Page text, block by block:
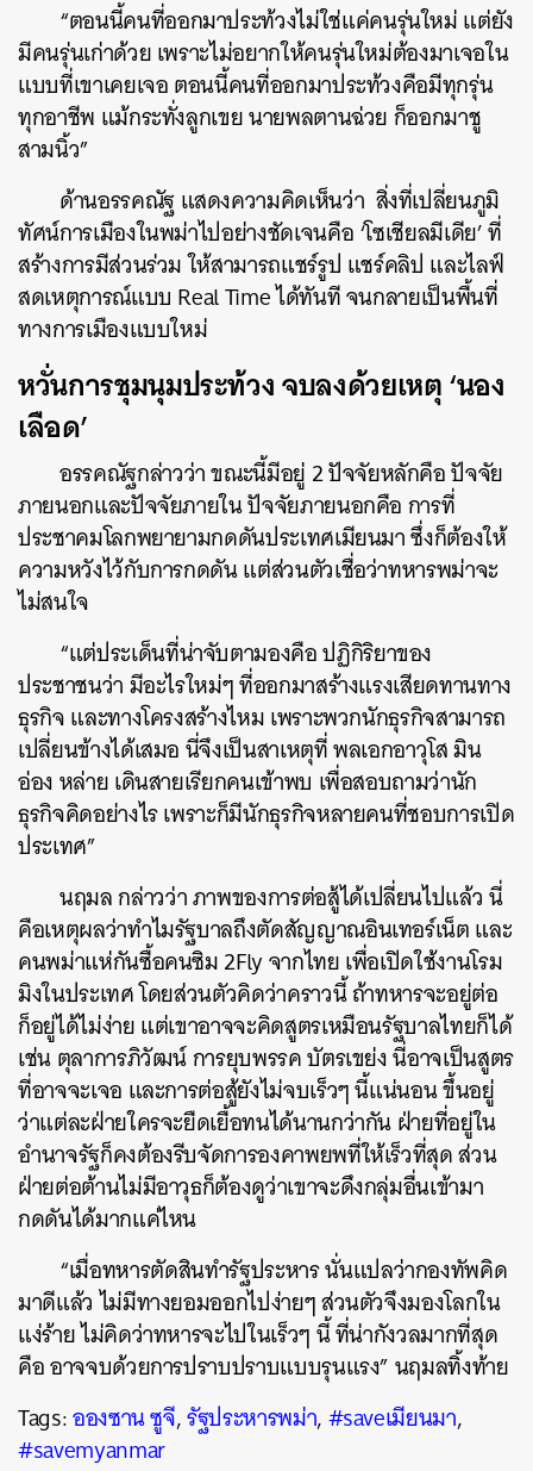
“ตอนนี้คนที่ออกมาประท้วงไม่ใช่แค่คนรุ่นใหม่ แต่ยัง
มีคนรุ่นเก่าด้วย เพราะไม่อยากให้คนรุ่นใหม่ต้องมาเจอใน
แบบที่เขาเคยเจอ ตอนนี้คนที่ออกมาประท้วงคือมีทุกรุ่น
ทุกอาชีพ แม้กระทั่งลูกเขย นายพลตานฉ่วย ก็ออกมาชู
สามนิ้ว”
ด้านอรรคณัฐ แสดงความคิดเห็นว่า สิ่งที่เปลี่ยนภูมิ
ทัศน์การเมืองในพม่าไปอย่างชัดเจนคือ ‘โซเชียลมีเดีย’ ที่
สร้างการมีส่วนร่วม ให้สามารถแชร์รูป แชร์คลิป และไลฟ์
สดเหตุการณ์แบบ Real Time ได้ทันที จนกลายเป็นพื้นที่
ทางการเมืองแบบใหม่
หวั่นการชุมนุมประท้วง จบลงด้วยเหตุ ‘นอง
เลือด’
อรรคณัฐกล่าวว่า ขณะนี้มีอยู่ 2 ปัจจัยหลักคือ ปัจจัย
ภายนอกและปัจจัยภายใน ปัจจัยภายนอกคือ การที่
ประชาคมโลกพยายามกดดันประเทศเมียนมา ซึ่งก็ต้องให้
ความหวังไว้กับการกดดัน แต่ส่วนตัวเชื่อว่าทหารพม่าจะ
ไม่สนใจ
“แต่ประเด็นที่น่าจับตามองคือ ปฏิกิริยาของ
ประชาชนว่า มีอะไรใหม่ๆ ที่ออกมาสร้างแรงเสียดทานทาง
ธุรกิจ และทางโครงสร้างไหม เพราะพวกนักธุรกิจสามารถ
เปลี่ยนข้างได้เสมอ นี่จึงเป็นสาเหตุที่ พลเอกอาวุโส มิน
อ่อง หล่าย เดินสายเรียกคนเข้าพบ เพื่อสอบถามว่านัก
ธุรกิจคิดอย่างไร เพราะก็มีนักธุรกิจหลายคนที่ชอบการเปิด
ประเทศ”
นฤมล กล่าวว่า ภาพของการต่อสู้ได้เปลี่ยนไปแล้ว นี่
คือเหตุผลว่าทำไมรัฐบาลถึงตัดสัญญาณอินเทอร์เน็ต และ
คนพม่าแห่กันซื้อคนซิม 2Fly จากไทย เพื่อเปิดใช้งานโรม
มิงในประเทศ โดยส่วนตัวคิดว่าคราวนี้ ถ้าทหารจะอยู่ต่อ
ก็อยู่ได้ไม่ง่าย แต่เขาอาจจะคิดสูตรเหมือนรัฐบาลไทยก็ได้
เช่น ตุลาการภิวัฒน์ การยุบพรรค บัตรเขย่ง นี่อาจเป็นสูตร
ที่อาจจะเจอ และการต่อสู้ยังไม่จบเร็วๆ นี้แน่นอน ขึ้นอยู่
ว่าแต่ละฝ่ายใครจะยืดเยื้อทนได้นานกว่ากัน ฝ่ายที่อยู่ใน
อำนาจรัฐก็คงต้องรีบจัดการองคาพยพที่ให้เร็วที่สุด ส่วน
ฝ่ายต่อต้านไม่มีอาวุธก็ต้องดูว่าเขาจะดึงกลุ่มอื่นเข้ามา
กดดันได้มากแค่ไหน
“เมื่อทหารตัดสินทำรัฐประหาร นั่นแปลว่ากองทัพคิด
มาดีแล้ว ไม่มีทางยอมออกไปง่ายๆ ส่วนตัวจึงมองโลกใน
แง่ร้าย ไม่คิดว่าทหารจะไปในเร็วๆ นี้ ที่น่ากังวลมากที่สุด
คือ อาจจบด้วยการปราบปราบแบบรุนแรง” นฤมลทิ้งท้าย
Tags:อองซาน ซูจี,รัฐประหารพม่า,#saveเมียนมา,
#savemyanmar